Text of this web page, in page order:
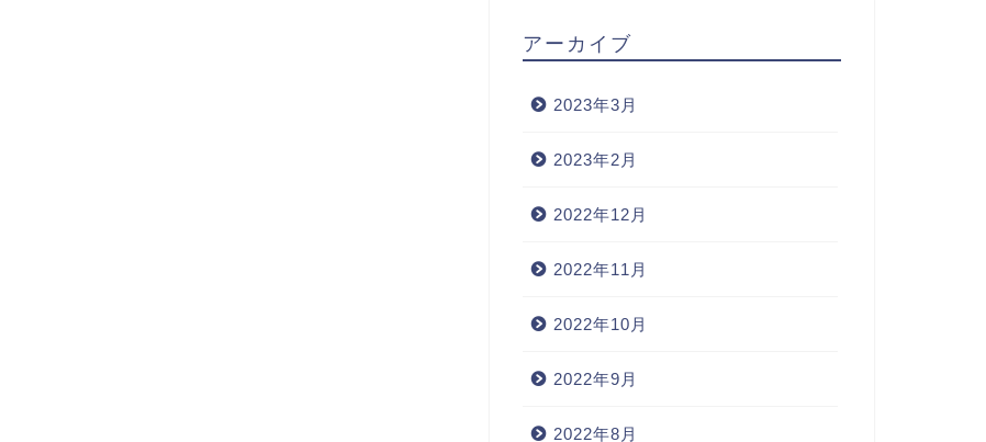
アーカイブ
2023年3月
2023年2月
2022年12月
2022年11月
2022年10月
2022年9月
2022年8月